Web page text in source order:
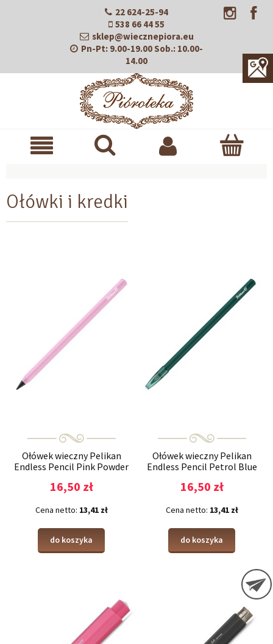
22 624-25-94
538 66 44 55
sklep@wiecznepiora.eu
Pn-Pt: 9.00-19.00Sob.: 10.00-
14.00
Ołówki i kredki
Ołówek wieczny Pelikan
Endless Pencil Pink Powder
16,50 zł
Cena netto: 13,41 zł
do koszyka
Ołówek wieczny Pelikan
Endless Pencil Petrol Blue
16,50 zł
Cena netto: 13,41 zł
do koszyka